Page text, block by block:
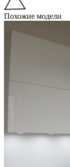
Похожие модели